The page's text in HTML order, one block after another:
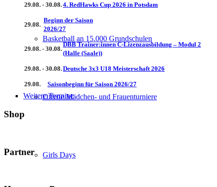
Basketball an 15.000 Grundschulen
Offene Mädchen- und Frauenturniere
Girls Days
29.08. - 30.08.4. RedHawks Cup 2026 in Potsdam
29.08.
Beginn der Saison
2026/27
29.08. - 30.08.
DBB Trainer:innen C-Lizenzausbildung – Modul 2
(Halle (Saale))
29.08. - 30.08.Deutsche 3x3 U18 Meisterschaft 2026
29.08. Saisonbeginn für Saison 2026/27
Weitere Termine
Shop
Partner